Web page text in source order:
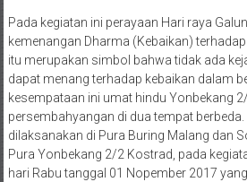
Pada kegiatan ini perayaan Hari raya
kemenangan Dharma (Kebaikan)
itu merupakan simbol bahwa tidak ada
dapat menang terhadap kebaikan dalam
kesempataan ini umat hindu Yonbekang
persembahyangan di dua tempat
dilaksanakan di Pura Buring Malang dan
Pura Yonbekang 2/2 Kostrad, pada
hari Rabu tanggal 01 Nopember 2017